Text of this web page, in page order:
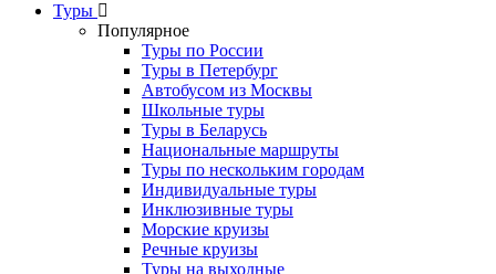
Туры
Популярное
Туры по России
Туры в Петербург
Автобусом из Москвы
Школьные туры
Туры в Беларусь
Национальные маршруты
Туры по нескольким городам
Индивидуальные туры
Инклюзивные туры
Морские круизы
Речные круизы
Туры на выходные